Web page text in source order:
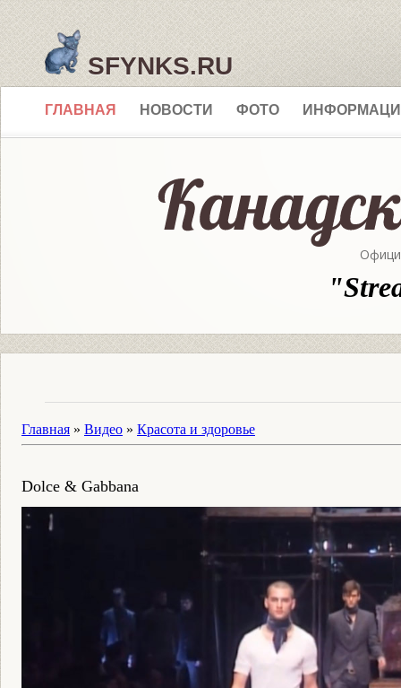
SFYNKS.RU
ГЛАВНАЯ НОВОСТИ ФОТО
Главная » Видео » Красота и здоровье
Dolce & Gabbana